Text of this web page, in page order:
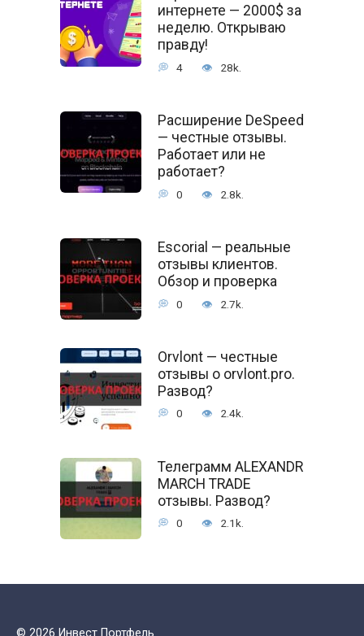
интернете — 2000$ за
неделю. Открываю
правду!
4 28k.
Расширение DeSpeed
— честные отзывы.
Работает или не
работает?
0 2.8k.
Escorial — реальные
отзывы клиентов.
Обзор и проверка
0 2.7k.
Orvlont — честные
отзывы о orvlont.pro.
Развод?
0 2.4k.
Телеграмм ALEXANDR
MARCH TRADE
отзывы. Развод?
0 2.1k.